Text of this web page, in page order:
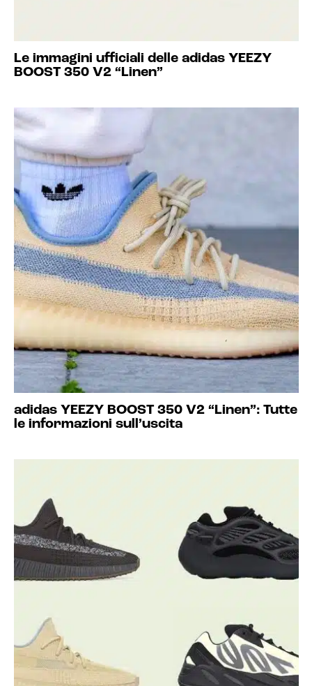
Le immagini ufficiali delle adidas YEEZY
BOOST 350 V2 “Linen”
adidas YEEZY BOOST 350 V2 “Linen”: Tutte
le informazioni sull’uscita